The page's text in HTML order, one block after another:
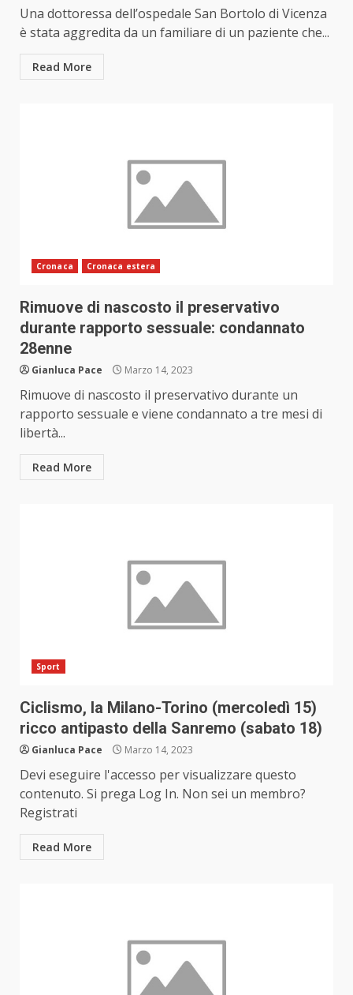
Una dottoressa dell’ospedale San Bortolo di Vicenza
è stata aggredita da un familiare di un paziente che...
Read More
Cronaca Cronaca estera
Rimuove di nascosto il preservativo
durante rapporto sessuale: condannato
28enne
Gianluca Pace Marzo 14, 2023
Rimuove di nascosto il preservativo durante un
rapporto sessuale e viene condannato a tre mesi di
libertà...
Read More
Sport
Ciclismo, la Milano-Torino (mercoledì 15)
ricco antipasto della Sanremo (sabato 18)
Gianluca Pace Marzo 14, 2023
Devi eseguire l'accesso per visualizzare questo
contenuto. Si prega Log In. Non sei un membro?
Registrati
Read More